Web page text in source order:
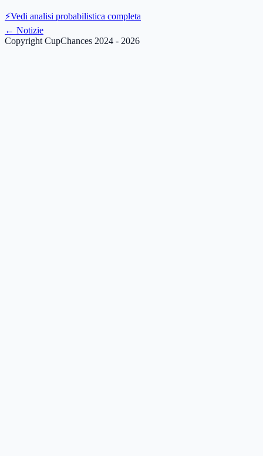
⚡Vedi analisi probabilistica completa
← Notizie
Copyright CupChances 2024 - 2026